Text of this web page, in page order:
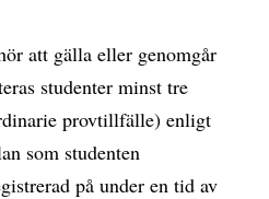
att gälla eller genomgår
studenter minst tre
provtillfälle) enligt
som studenten
på under en tid av